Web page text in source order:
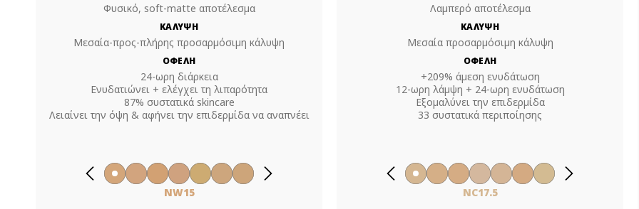
Φυσικό, soft-matte αποτέλεσμα
ΚΑΛΥΨΗ
Μεσαία-προς-πλήρης προσαρμόσιμη κάλυψη
ΟΦΕΛΗ
24-ωρη διάρκεια
Ενυδατιώνει + ελέγχει τη λιπαρότητα
87% συστατικά skincare
Λειαίνει την όψη & αφήνει την επιδερμίδα να αναπνέει
NW15
Λαμπερό αποτέλεσμα
ΚΑΛΥΨΗ
Μεσαία προσαρμόσιμη κάλυψη
ΟΦΕΛΗ
+209% άμεση ενυδάτωση
12-ωρη λάμψη + 24-ωρη ενυδάτωση
Εξομαλύνει την επιδερμίδα
33 συστατικά περιποίησης
NC17.5